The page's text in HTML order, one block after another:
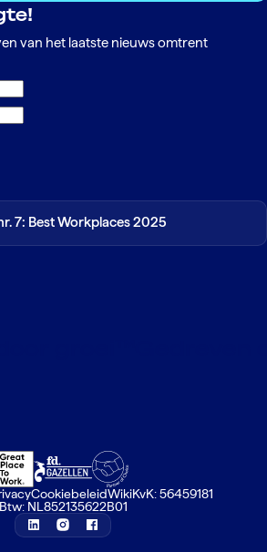
van het laatste nieuws omtrent
7: Best Workplaces 2025
CookiebeleidWikiKvK: 56459181
Btw: NL852135622B01